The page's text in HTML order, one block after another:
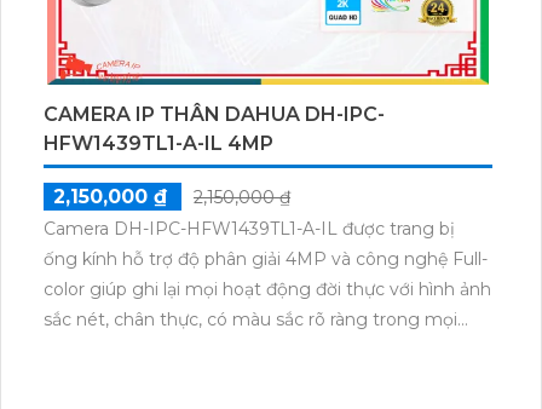
CAMERA IP THÂN DAHUA DH-IPC-
HFW1439TL1-A-IL 4MP
2,150,000 ₫
2,150,000 ₫
Camera DH-IPC-HFW1439TL1-A-IL được trang bị
ống kính hỗ trợ độ phân giải 4MP và công nghệ Full-
color giúp ghi lại mọi hoạt động đời thực với hình ảnh
sắc nét, chân thực, có màu sắc rõ ràng trong mọi